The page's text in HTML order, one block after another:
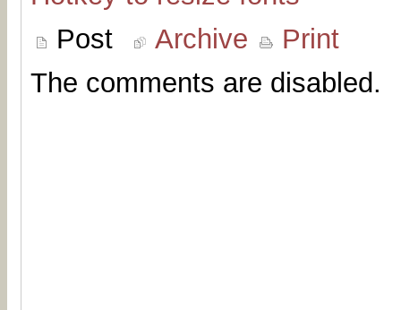
Post
Archive
Print
The comments are disabled.